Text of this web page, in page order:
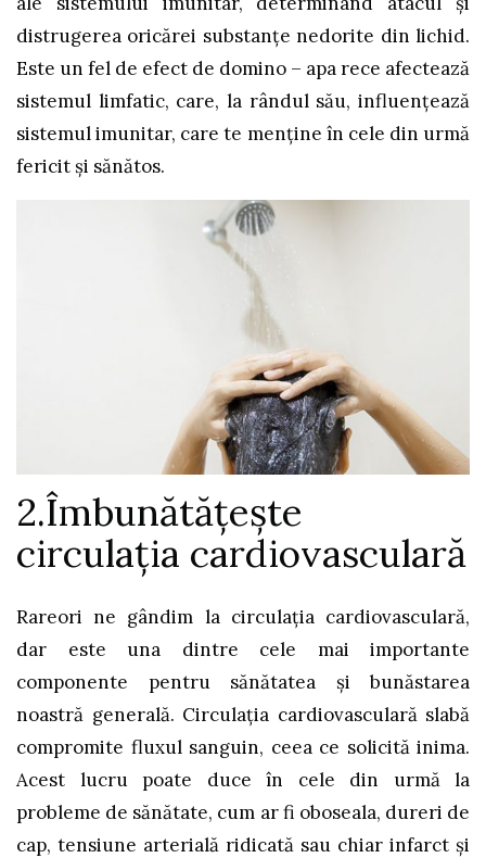
distrugerea oricărei substanțe nedorite din lichid.
Este un fel de efect de domino – apa rece afectează
sistemul limfatic, care, la rândul său, influențează
sistemul imunitar, care te menține în cele din urmă
fericit și sănătos.
2.Îmbunătățește
circulația cardiovasculară
Rareori ne gândim la circulația cardiovasculară,
dar este una dintre cele mai importante
componente pentru sănătatea și bunăstarea
noastră generală. Circulația cardiovasculară slabă
compromite fluxul sanguin, ceea ce solicită inima.
Acest lucru poate duce în cele din urmă la
probleme de sănătate, cum ar fi oboseala, dureri de
cap, tensiune arterială ridicată sau chiar infarct și